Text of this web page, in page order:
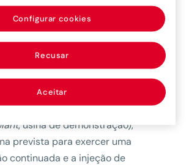
eficiente, é necessário
os meios para que a
atenda a uma série de
tecnológicos e comerciais.
de demonstrar essa
nasceu o projeto
DEMO (demonstration
, usina de demonstração),
prevista para exercer uma
continuada e a injeção de
Recusar
Aceitar
Configurar cookies